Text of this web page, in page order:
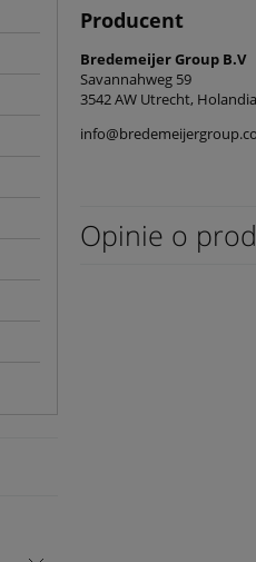
Producent
Bredemeijer Group B.V
Savannahweg 59
3542 AW Utrecht, Holandia
Opinie o